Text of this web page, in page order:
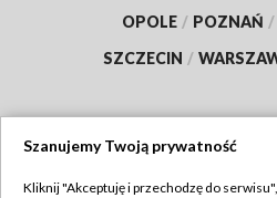
OPOLE / POZNAŃ /
SZCZECIN /
Szanujemy Twoją prywatność
Kliknij "Akceptuję i przechodzę do